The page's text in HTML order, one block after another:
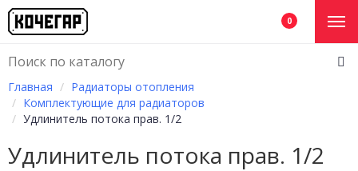
0
Главная
Радиаторы отопления
Комплектующие для радиаторов
Удлинитель потока прав. 1/2
Удлинитель потока прав. 1/2